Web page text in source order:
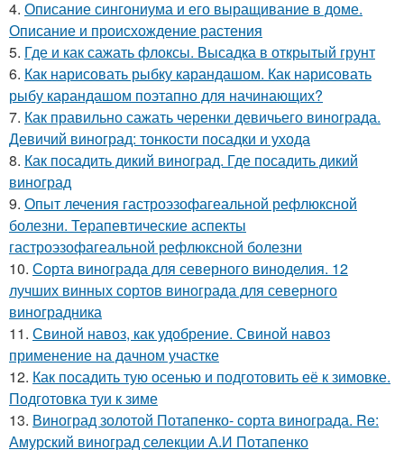
4. Описание сингониума и его выращивание в доме.
Описание и происхождение растения
5. Где и как сажать флоксы. Высадка в открытый грунт
6. Как нарисовать рыбку карандашом. Как нарисовать
рыбу карандашом поэтапно для начинающих?
7. Как правильно сажать черенки девичьего винограда.
Девичий виноград: тонкости посадки и ухода
8. Как посадить дикий виноград. Где посадить дикий
виноград
9. Опыт лечения гастроэзофагеальной рефлюксной
болезни. Терапевтические аспекты
гастроэзофагеальной рефлюксной болезни
10. Сорта винограда для северного виноделия. 12
лучших винных сортов винограда для северного
виноградника
11. Свиной навоз, как удобрение. Свиной навоз
применение на дачном участке
12. Как посадить тую осенью и подготовить её к зимовке.
Подготовка туи к зиме
13. Виноград золотой Потапенко- сорта винограда. Re:
Амурский виноград селекции А.И Потапенко